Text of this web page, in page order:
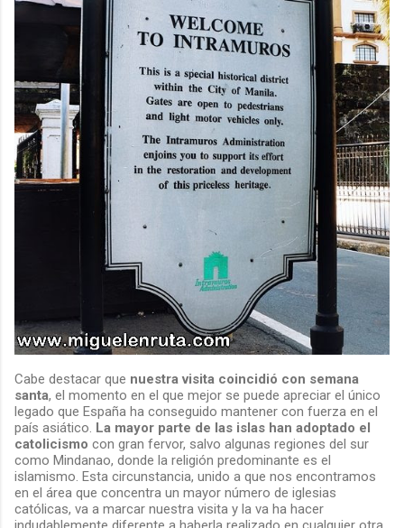
Cabe destacar que nuestra visita coincidió con semana
santa, el momento en el que mejor se puede apreciar el único
legado que España ha conseguido mantener con fuerza en el
país asiático. La mayor parte de las islas han adoptado el
catolicismo con gran fervor, salvo algunas regiones del sur
como Mindanao, donde la religión predominante es el
islamismo. Esta circunstancia, unido a que nos encontramos
en el área que concentra un mayor número de iglesias
católicas, va a marcar nuestra visita y la va ha hacer